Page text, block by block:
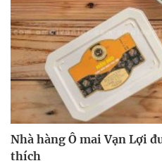
Nhà hàng Ô mai Vạn Lợi
thích